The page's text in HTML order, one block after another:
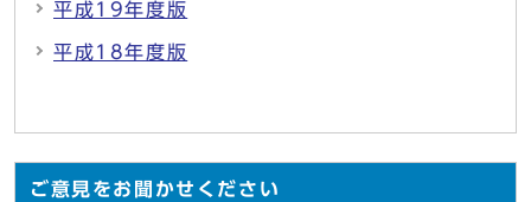
平成19年度版
平成18年度版
ご意見をお聞かせください